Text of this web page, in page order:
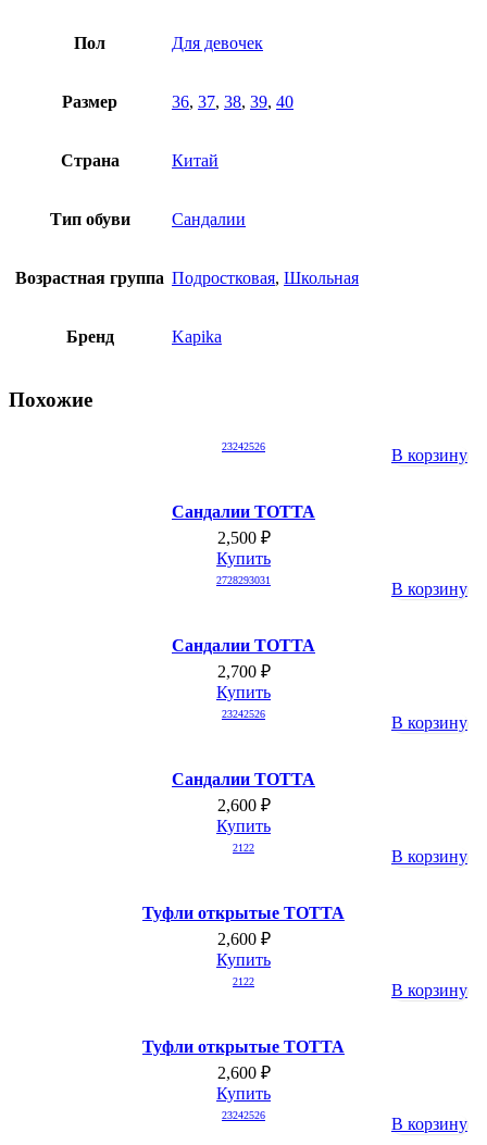
Пол Для девочек
Размер 36, 37, 38, 39, 40
Страна Китай
Тип обуви Сандалии
Возрастная группа Подростковая, Школьная
Бренд Kapika
Похожие
23242526 В корзину
Сандалии ТОТТА
2,500 ₽
Купить
2728293031 В корзину
Сандалии ТОТТА
2,700 ₽
Купить
23242526 В корзину
Сандалии ТОТТА
2,600 ₽
Купить
2122 В корзину
Туфли открытые ТОТТА
2,600 ₽
Купить
2122 В корзину
Туфли открытые ТОТТА
2,600 ₽
Купить
23242526 В корзину